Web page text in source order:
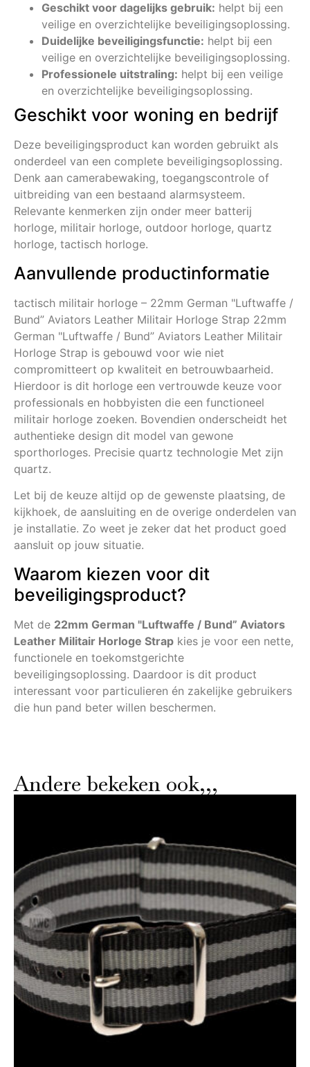
Geschikt voor dagelijks gebruik: helpt bij een
veilige en overzichtelijke beveiligingsoplossing.
Duidelijke beveiligingsfunctie: helpt bij een
veilige en overzichtelijke beveiligingsoplossing.
Professionele uitstraling: helpt bij een veilige
en overzichtelijke beveiligingsoplossing.
Geschikt voor woning en bedrijf
Deze beveiligingsproduct kan worden gebruikt als
onderdeel van een complete beveiligingsoplossing.
Denk aan camerabewaking, toegangscontrole of
uitbreiding van een bestaand alarmsysteem.
Relevante kenmerken zijn onder meer batterij
horloge, militair horloge, outdoor horloge, quartz
horloge, tactisch horloge.
Aanvullende productinformatie
tactisch militair horloge – 22mm German "Luftwaffe /
Bund” Aviators Leather Militair Horloge Strap 22mm
German "Luftwaffe / Bund” Aviators Leather Militair
Horloge Strap is gebouwd voor wie niet
compromitteert op kwaliteit en betrouwbaarheid.
Hierdoor is dit horloge een vertrouwde keuze voor
professionals en hobbyisten die een functioneel
militair horloge zoeken. Bovendien onderscheidt het
authentieke design dit model van gewone
sporthorloges. Precisie quartz technologie Met zijn
quartz.
Let bij de keuze altijd op de gewenste plaatsing, de
kijkhoek, de aansluiting en de overige onderdelen van
je installatie. Zo weet je zeker dat het product goed
aansluit op jouw situatie.
Waarom kiezen voor dit
beveiligingsproduct?
Met de 22mm German "Luftwaffe / Bund” Aviators
Leather Militair Horloge Strap kies je voor een nette,
functionele en toekomstgerichte
beveiligingsoplossing. Daardoor is dit product
interessant voor particulieren én zakelijke gebruikers
die hun pand beter willen beschermen.
Andere bekeken ook,,,